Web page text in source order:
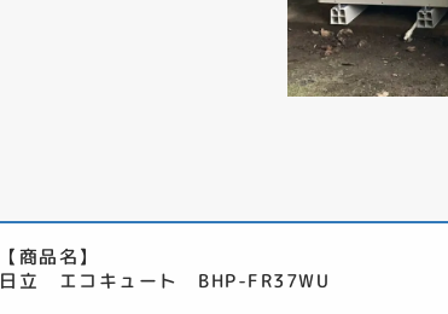
【商品名】
日立 エコキュート BHP-FR37WU